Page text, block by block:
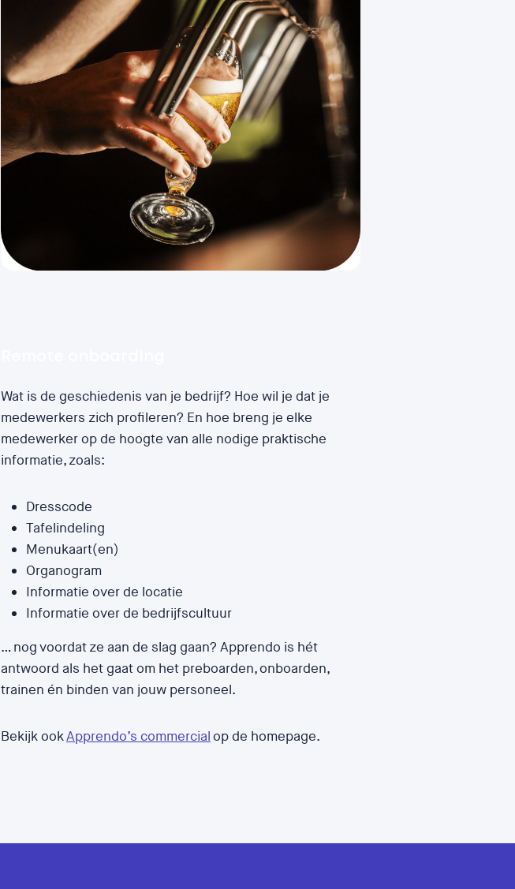
Wat is de geschiedenis van je bedrijf? Hoe wil je dat je
medewerkers zich profileren? En hoe breng je elke
medewerker op de hoogte van alle nodige praktische
informatie, zoals:
Dresscode
Tafelindeling
Menukaart(en)
Organogram
Informatie over de locatie
Informatie over de bedrijfscultuur
… nog voordat ze aan de slag gaan? Apprendo is hét
antwoord als het gaat om het preboarden, onboarden,
trainen én binden van jouw personeel.
Bekijk ookApprendo’s commercialop de homepage.